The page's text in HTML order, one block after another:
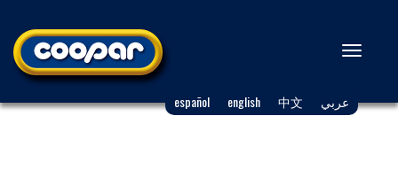
español english 中文 عربي
Toggle